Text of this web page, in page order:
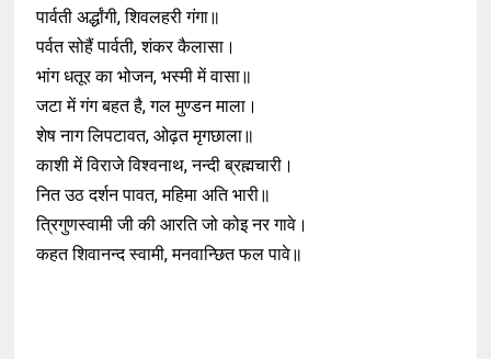
पार्वती अर्द्धांगी, शिवलहरी गंगा॥
पर्वत सोहैं पार्वती, शंकर कैलासा।
भांग धतूर का भोजन, भस्मी में वासा॥
जटा में गंग बहत है, गल मुण्डन माला।
शेष नाग लिपटावत, ओढ़त मृगछाला॥
काशी में विराजे विश्वनाथ, नन्दी ब्रह्मचारी।
नित उठ दर्शन पावत, महिमा अति भारी॥
त्रिगुणस्वामी जी की आरति जो कोइ नर गावे।
कहत शिवानन्द स्वामी, मनवान्छित फल पावे॥